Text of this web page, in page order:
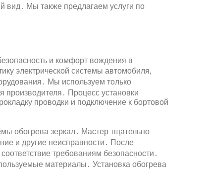
вид․ Мы также предлагаем услуги по
и комфорт вождения в
электрической системы автомобиля‚
Мы используем только
Процесс установки
проводки и подключение к бортовой
обогрева зеркал․ Мастер тщательно
и другие неисправности․ После
требованиям безопасности․
материалы․ Установка обогрева